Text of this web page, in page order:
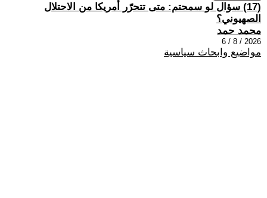
(17) سؤال لو سمحتم: متى تتحرّر أمريكا من الاحتلال
الصهيوني؟
محمد حمد
2026 / 8 / 6
مواضيع وابحاث سياسية